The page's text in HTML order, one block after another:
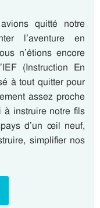
quitté notre
l’aventure en
n’étions encore
(Instruction En
à tout quitter pour
assez proche
à instruire notre fils
d’un œil neuf,
simplifier nos